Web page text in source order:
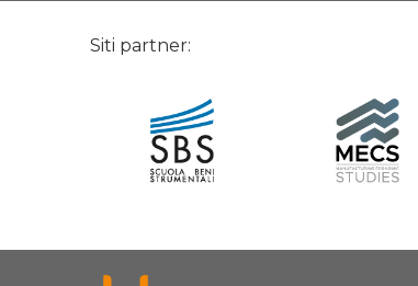
Siti partner: